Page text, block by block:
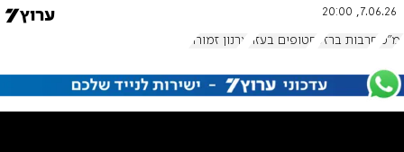
7.06.26, 20:00
ימ"מ חרבות ברזל חטופים בעזה ארנון זמורה